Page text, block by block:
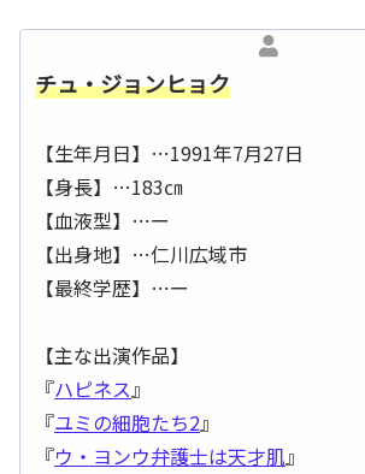
チュ・ジョンヒョク
【生年月日】…1991年7月27日
【身長】…183㎝
【血液型】…ー
【出身地】…仁川広域市
【最終学歴】…ー
【主な出演作品】
『ハピネス』
『ユミの細胞たち2』
『ウ・ヨンウ弁護士は天才肌』